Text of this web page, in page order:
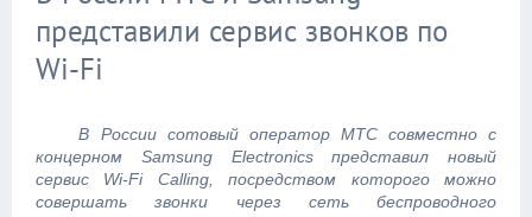
представили сервис звонков по
Wi-Fi
В России сотовый оператор МТС совместно с
концерном Samsung Electronics представил новый
сервис Wi-Fi Calling, посредством которого можно
совершать звонки через сеть беспроводного